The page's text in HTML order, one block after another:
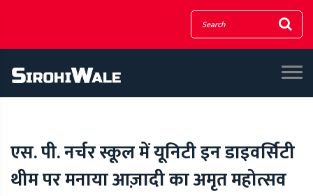
एस. पी. नर्चर स्कूल में यूनिटी इन डाइवर्सिटी
थीम पर मनाया आज़ादी का अमृत महोत्सव